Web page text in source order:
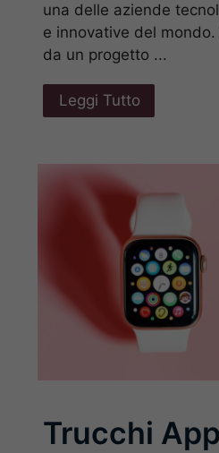
una delle aziende
e innovative del
da un progetto ...
Leggi Tutto
Trucchi